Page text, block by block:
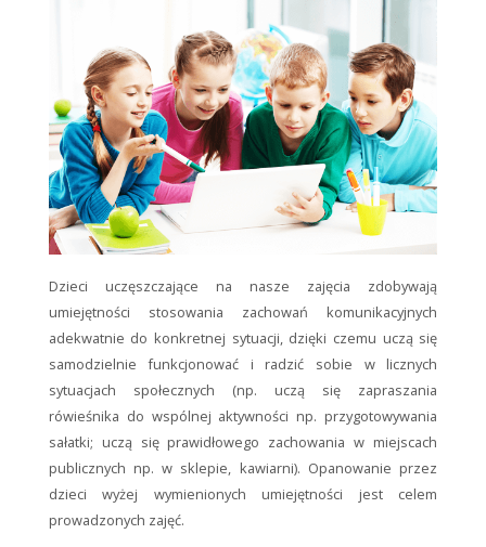
Dzieci uczęszczające na nasze zajęcia zdobywają
umiejętności stosowania zachowań komunikacyjnych
adekwatnie do konkretnej sytuacji, dzięki czemu uczą się
samodzielnie funkcjonować i radzić sobie w licznych
sytuacjach społecznych (np. uczą się zapraszania
rówieśnika do wspólnej aktywności np. przygotowywania
sałatki; uczą się prawidłowego zachowania w miejscach
publicznych np. w sklepie, kawiarni). Opanowanie przez
dzieci wyżej wymienionych umiejętności jest celem
prowadzonych zajęć.